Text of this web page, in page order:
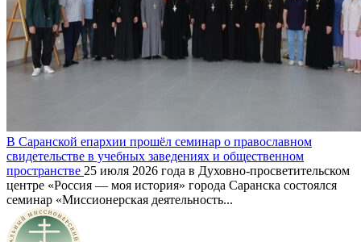
В Саранской епархии прошёл семинар о православном
свидетельстве в учебных заведениях и общественном
пространстве 25 июля 2026 года в Духовно-просветительском
центре «Россия — моя история» города Саранска состоялся
семинар «Миссионерская деятельность...